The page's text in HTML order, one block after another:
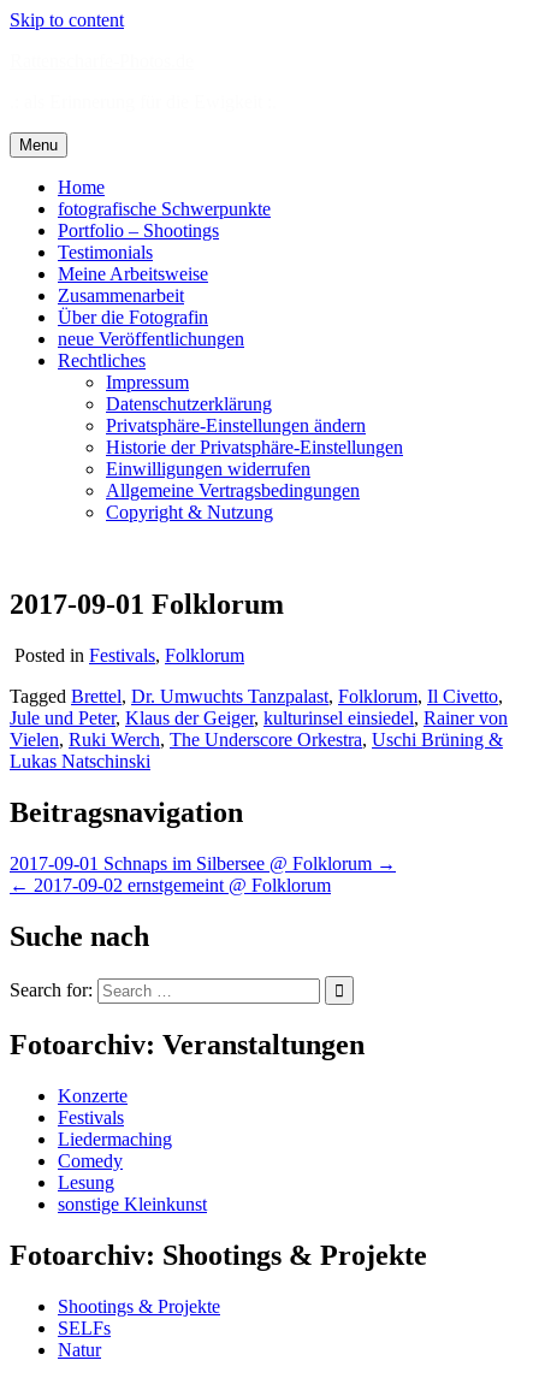
Skip to content
Menu
Home
fotografische Schwerpunkte
Portfolio – Shootings
Testimonials
Meine Arbeitsweise
Zusammenarbeit
Über die Fotografin
neue Veröffentlichungen
Rechtliches
Impressum
Datenschutzerklärung
Privatsphäre-Einstellungen ändern
Historie der Privatsphäre-Einstellungen
Einwilligungen widerrufen
Allgemeine Vertragsbedingungen
Copyright & Nutzung
2017-09-01 Folklorum
Posted in Festivals, Folklorum
Tagged Brettel, Dr. Umwuchts Tanzpalast, Folklorum, Il Civetto,
Jule und Peter, Klaus der Geiger, kulturinsel einsiedel, Rainer von
Vielen, Ruki Werch, The Underscore Orkestra, Uschi Brüning &
Lukas Natschinski
Beitragsnavigation
2017-09-01 Schnaps im Silbersee @ Folklorum →
← 2017-09-02 ernstgemeint @ Folklorum
Suche nach
Search for:
Fotoarchiv: Veranstaltungen
Konzerte
Festivals
Liedermaching
Comedy
Lesung
sonstige Kleinkunst
Fotoarchiv: Shootings & Projekte
Shootings & Projekte
SELFs
Natur